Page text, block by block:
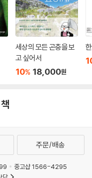
세상의 모든 곤충을 보
고 싶어서
10% 18,000원
주문/배송
중고샵 1566-4295